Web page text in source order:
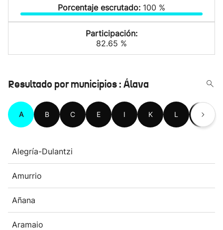
Porcentaje escrutado: 100 %
Participación:
82.65 %
Resultado por municipios : Álava
A B C E I K L M
Alegría-Dulantzi
Amurrio
Añana
Aramaio